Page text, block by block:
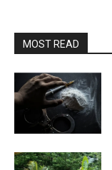
MOST READ